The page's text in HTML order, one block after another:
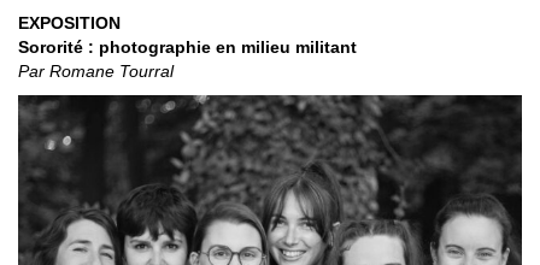
EXPOSITION
Sororité : photographie en milieu militant
Par Romane Tourral